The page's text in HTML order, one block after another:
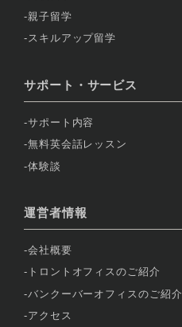
親子留学
スキルアップ留学
サポート・サービス
サポート内容
無料英会話レッスン
体験談
運営者情報
会社概要
トロントオフィスのご紹介
バンクーバーオフィスのご紹介
アクセス